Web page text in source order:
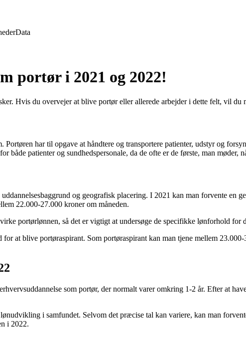
Data
portør i 2021 og 2022!
Hvis du overvejer at blive portør eller allerede arbejder i dette felt, vil du
har til opgave at håndtere og transportere patienter, udstyr og
både patienter og sundhedspersonale, da de ofte er de første, man møder,
og geografisk placering. I 2021 kan man forvente en
22.000-27.000 kroner om måneden.
portørlønnen, så det er vigtigt at undersøge de specifikke lønforhold for
at blive portøraspirant. Som portøraspirant kan man tjene mellem
som portør, der normalt varer omkring 1-2 år. Efter at
i samfundet. Selvom det præcise tal kan variere, kan man
i 2022.